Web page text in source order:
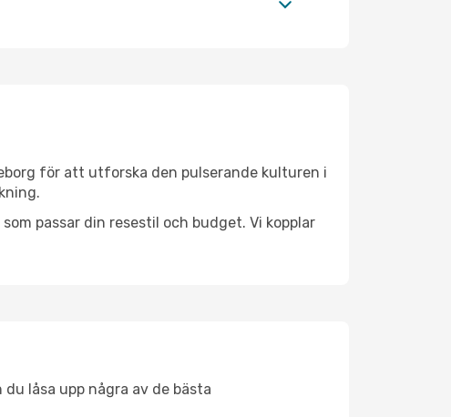
för att utforska den pulserande kulturen i
passar din resestil och budget. Vi kopplar
låsa upp några av de bästa